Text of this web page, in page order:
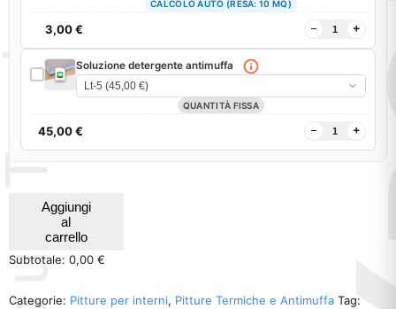
CALCOLO AUTO (RESA: 10 MQ)
3,00€
Soluzione detergente antimuffa
QUANTITÀ FISSA
45,00€
Aggiungi
al
carrello
Subtotale: 0,00 €
Categorie: Pitture per interni, Pitture Termiche e Antimuffa Tag: